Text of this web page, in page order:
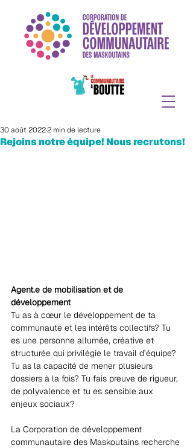
Rejoins notre équipe! Nous recrutons!
30 août 20222 min de lecture
Agent.e de mobilisation et de
développement
Tu as à cœur le développement de ta
communauté et les intérêts collectifs? Tu
es une personne allumée, créative et
structurée qui privilégie le travail d’équipe?
Tu as la capacité de mener plusieurs
dossiers à la fois? Tu fais preuve de rigueur,
de polyvalence et tu es sensible aux
enjeux sociaux?
La Corporation de développement
communautaire des Maskoutains recherche